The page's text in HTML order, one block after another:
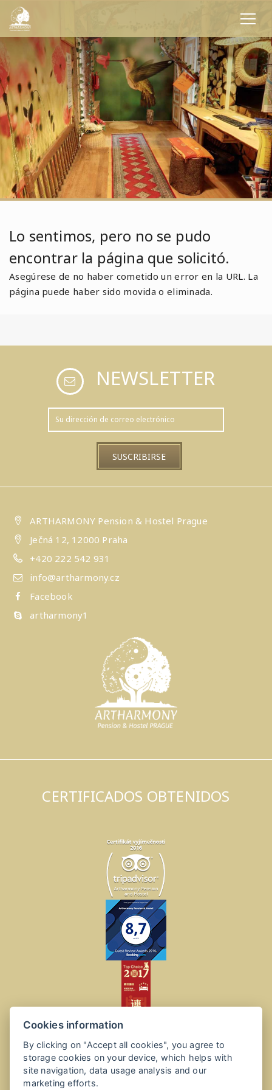
Lo sentimos, pero no se pudo
encontrar la página que solicitó.
Asegúrese de no haber cometido un error en la URL. La
página puede haber sido movida o eliminada.
NEWSLETTER
ARTHARMONY Pension & Hostel Prague
Ječná 12, 12000 Praha
+420 222 542 931
info@artharmony.cz
Facebook
artharmony1
CERTIFICADOS OBTENIDOS
Cookies information
By clicking on "Accept all cookies", you agree to
storage cookies on your device, which helps with
site navigation, data usage analysis and our
marketing efforts.